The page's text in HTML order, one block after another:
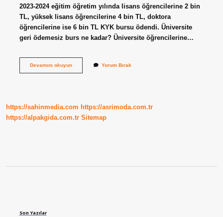
2023-2024 eğitim öğretim yılında lisans öğrencilerine 2 bin
TL, yüksek lisans öğrencilerine 4 bin TL, doktora
öğrencilerine ise 6 bin TL KYK bursu ödendi. Üniversite
geri ödemesiz burs ne kadar? Üniversite öğrencilerine…
Devamını okuyun2023
Yorum Bırak
https://sahinmedia.com https://asrimoda.com.tr
https://alpakgida.com.tr Sitemap
Son Yazılar